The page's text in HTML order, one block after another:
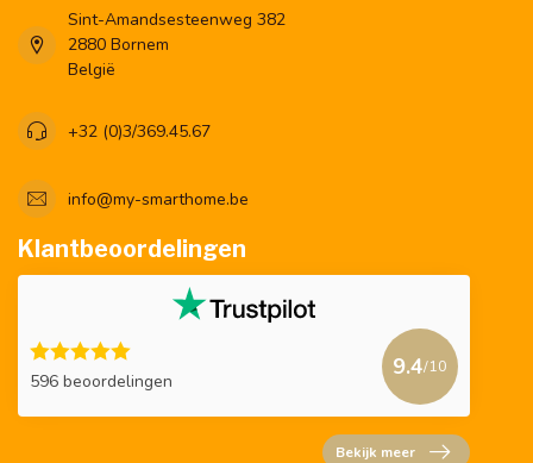
Sint-Amandsesteenweg 382
2880 Bornem
België
+32 (0)3/369.45.67
info@my-smarthome.be
Klantbeoordelingen
596 beoordelingen
9.4/10
Bekijk meer